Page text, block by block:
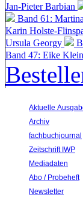
Jan-Pieter Barbian
Band 61:
Karin Holste-
Ursula Georgy
Band 47: Eike
Aktuelle
Archiv
fachbuchjournal
Zeitschrift IWP
Mediadaten
Abo / Probeheft
Newsletter